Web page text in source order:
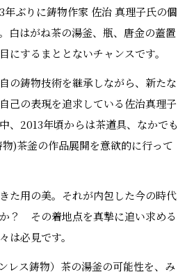
年ぶりに鋳物作家 佐治 真理子氏の個
白はがね茶の湯釜、瓶、唐金の蓋置
にするまととないチャンスです。
の鋳物技術を継承しながら、新たな
己の表現を追求している佐治真理子
、2013年頃からは茶道具、なかでも
)茶釜の作品展開を意欲的に行って
た用の美。それが内包した今の時代
？ その着地点を真摯に追い求める
は必見です。
レス鋳物）茶の湯釜の可能性を、み